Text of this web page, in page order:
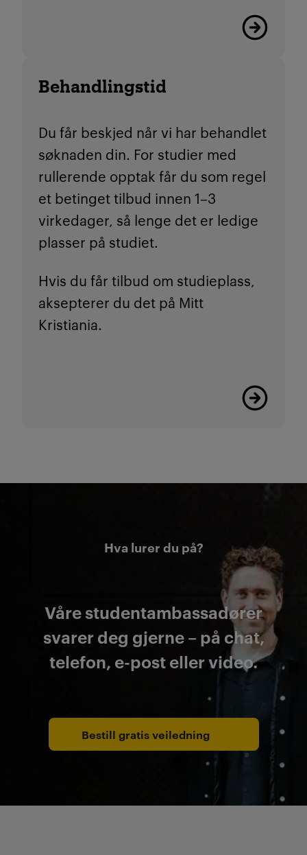
Les mer
Behandlingstid
Du får beskjed når vi har behandlet
søknaden din. For studier med
rullerende opptak får du som regel
et betinget tilbud innen 1–3
virkedager, så lenge det er ledige
plasser på studiet.
Hvis du får tilbud om studieplass,
aksepterer du det på Mitt
Kristiania.
Les mer
Hva lurer du på?
Våre studentambassadører
svarer deg gjerne – på chat,
telefon, e-post eller video.
Bestill gratis veiledning